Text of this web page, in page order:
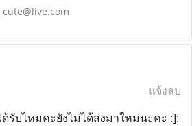
แจ้งลบ
รับไหมคะยังไม่ได้ส่งมาใหม่นะคะ :]: